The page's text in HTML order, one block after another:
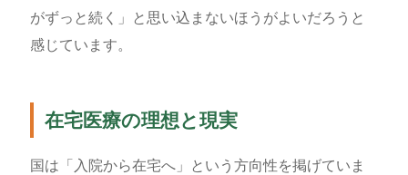
がずっと続く」と思い込まないほうがよいだろうと
感じています。
在宅医療の理想と現実
国は「入院から在宅へ」という方向性を掲げていま